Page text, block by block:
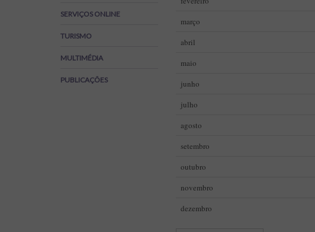
SERVIÇOS ONLINE
TURISMO
MULTIMÉDIA
PUBLICAÇÕES
março
abril
maio
junho
julho
agosto
setembro
outubro
novembro
dezembro